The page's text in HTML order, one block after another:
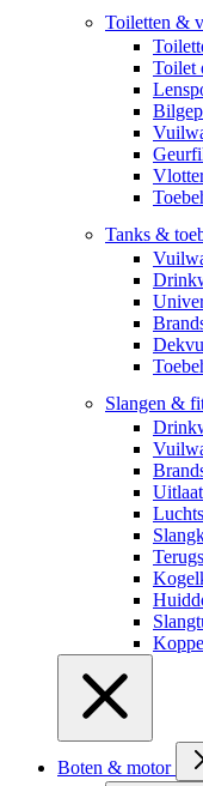
Toiletten &
Toilet
Tanks &
Slangen &
Boten & motor